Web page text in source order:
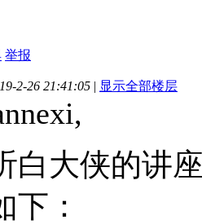
举报
2-26 21:41:05 | 显示全部楼层
白大侠的讲
下：